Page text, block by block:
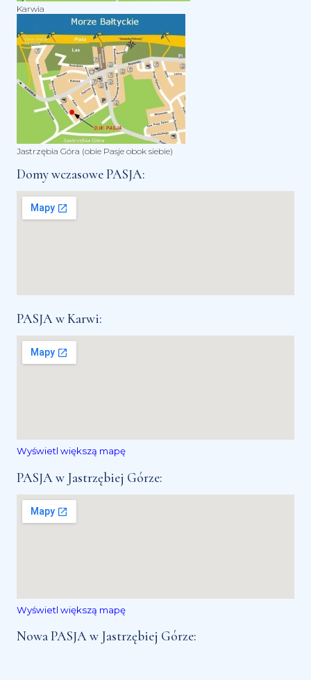
Karwia
Jastrzębia Góra (obie Pasje obok siebie)
Domy wczasowe PASJA:
PASJA w Karwi:
Wyświetl większą mapę
PASJA w Jastrzębiej Górze:
Wyświetl większą mapę
Nowa PASJA w Jastrzębiej Górze: